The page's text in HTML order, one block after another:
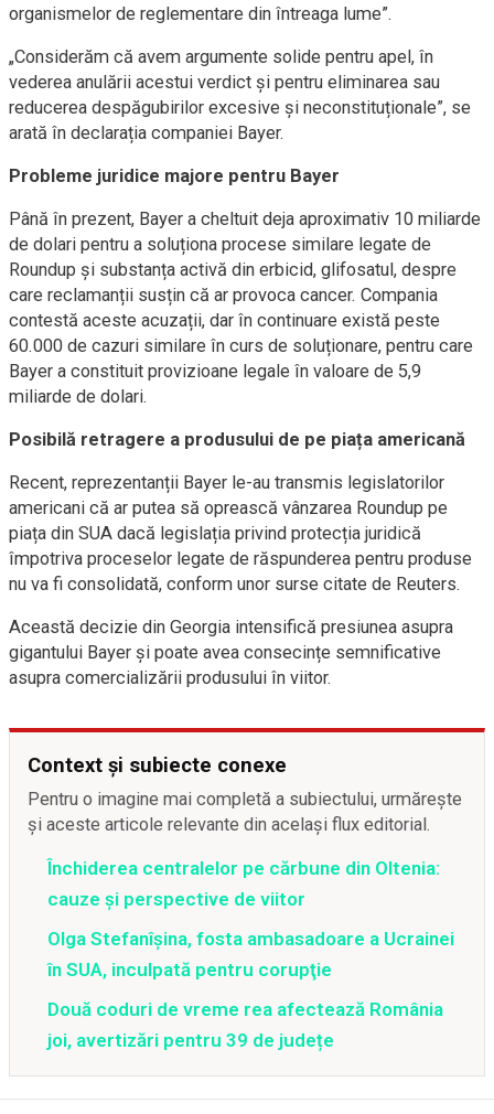
organismelor de reglementare din întreaga lume”.
„Considerăm că avem argumente solide pentru apel, în
vederea anulării acestui verdict și pentru eliminarea sau
reducerea despăgubirilor excesive și neconstituționale”, se
arată în declarația companiei Bayer.
Probleme juridice majore pentru Bayer
Până în prezent, Bayer a cheltuit deja aproximativ 10 miliarde
de dolari pentru a soluționa procese similare legate de
Roundup și substanța activă din erbicid, glifosatul, despre
care reclamanții susțin că ar provoca cancer. Compania
contestă aceste acuzații, dar în continuare există peste
60.000 de cazuri similare în curs de soluționare, pentru care
Bayer a constituit provizioane legale în valoare de 5,9
miliarde de dolari.
Posibilă retragere a produsului de pe piața americană
Recent, reprezentanții Bayer le-au transmis legislatorilor
americani că ar putea să oprească vânzarea Roundup pe
piața din SUA dacă legislația privind protecția juridică
împotriva proceselor legate de răspunderea pentru produse
nu va fi consolidată, conform unor surse citate de Reuters.
Această decizie din Georgia intensifică presiunea asupra
gigantului Bayer și poate avea consecințe semnificative
asupra comercializării produsului în viitor.
Context și subiecte conexe
Pentru o imagine mai completă a subiectului, urmărește
și aceste articole relevante din același flux editorial.
Închiderea centralelor pe cărbune din Oltenia:
cauze și perspective de viitor
Olga Stefanîşina, fosta ambasadoare a Ucrainei
în SUA, inculpată pentru corupţie
Două coduri de vreme rea afectează România
joi, avertizări pentru 39 de județe